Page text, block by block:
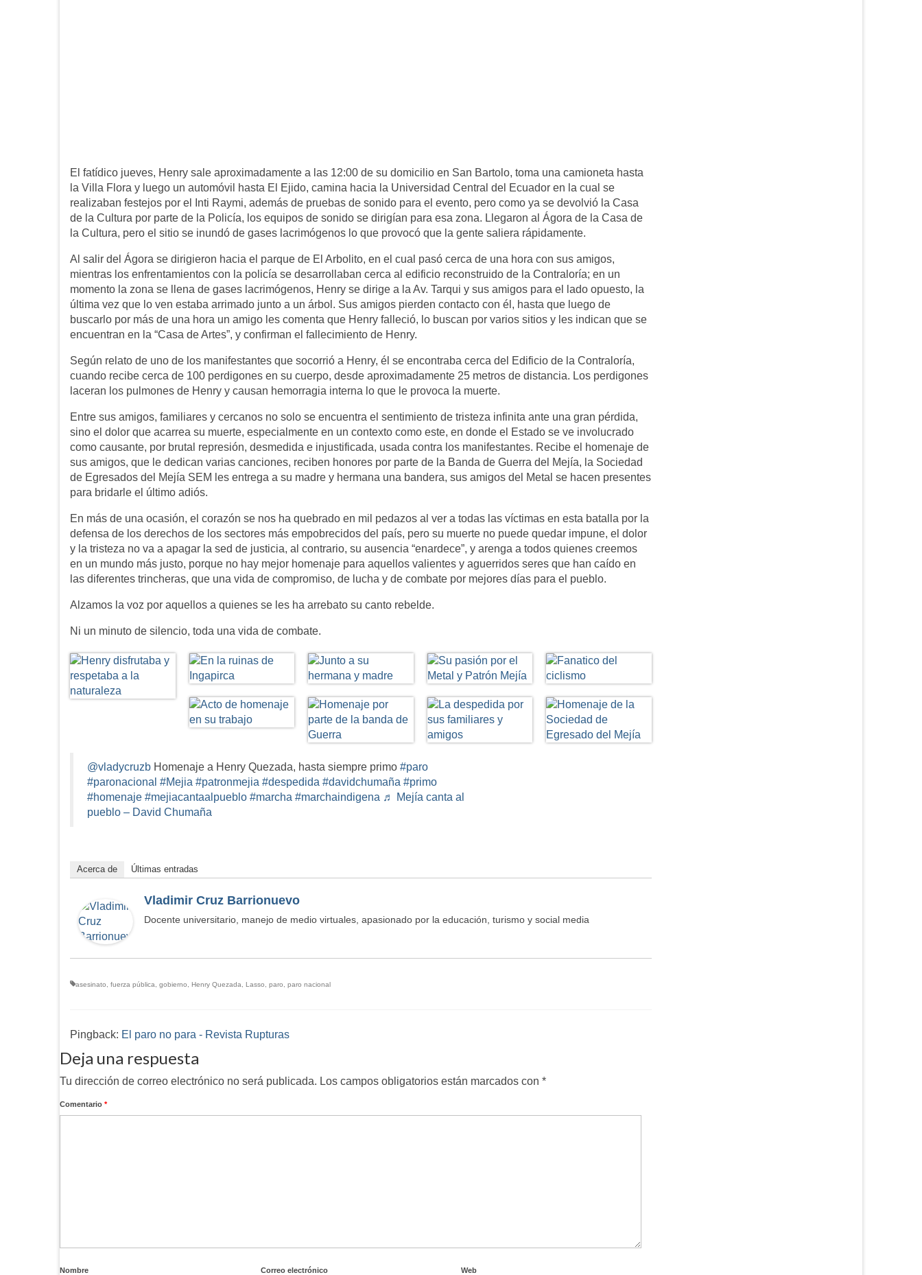
El fatídico jueves, Henry sale aproximadamente a las 12:00 de su domicilio en San Bartolo, toma una camioneta hasta
la Villa Flora y luego un automóvil hasta El Ejido, camina hacia la Universidad Central del Ecuador en la cual se
realizaban festejos por el Inti Raymi, además de pruebas de sonido para el evento, pero como ya se devolvió la Casa
de la Cultura por parte de la Policía, los equipos de sonido se dirigían para esa zona. Llegaron al Ágora de la Casa de
la Cultura, pero el sitio se inundó de gases lacrimógenos lo que provocó que la gente saliera rápidamente.
Al salir del Ágora se dirigieron hacia el parque de El Arbolito, en el cual pasó cerca de una hora con sus amigos,
mientras los enfrentamientos con la policía se desarrollaban cerca al edificio reconstruido de la Contraloría; en un
momento la zona se llena de gases lacrimógenos, Henry se dirige a la Av. Tarqui y sus amigos para el lado opuesto, la
última vez que lo ven estaba arrimado junto a un árbol. Sus amigos pierden contacto con él, hasta que luego de
buscarlo por más de una hora un amigo les comenta que Henry falleció, lo buscan por varios sitios y les indican que se
encuentran en la “Casa de Artes”, y confirman el fallecimiento de Henry.
Según relato de uno de los manifestantes que socorrió a Henry, él se encontraba cerca del Edificio de la Contraloría,
cuando recibe cerca de 100 perdigones en su cuerpo, desde aproximadamente 25 metros de distancia. Los perdigones
laceran los pulmones de Henry y causan hemorragia interna lo que le provoca la muerte.
Entre sus amigos, familiares y cercanos no solo se encuentra el sentimiento de tristeza infinita ante una gran pérdida,
sino el dolor que acarrea su muerte, especialmente en un contexto como este, en donde el Estado se ve involucrado
como causante, por brutal represión, desmedida e injustificada, usada contra los manifestantes. Recibe el homenaje de
sus amigos, que le dedican varias canciones, reciben honores por parte de la Banda de Guerra del Mejía, la Sociedad
de Egresados del Mejía SEM les entrega a su madre y hermana una bandera, sus amigos del Metal se hacen presentes
para bridarle el último adiós.
En más de una ocasión, el corazón se nos ha quebrado en mil pedazos al ver a todas las víctimas en esta batalla por la
defensa de los derechos de los sectores más empobrecidos del país, pero su muerte no puede quedar impune, el dolor
y la tristeza no va a apagar la sed de justicia, al contrario, su ausencia “enardece”, y arenga a todos quienes creemos
en un mundo más justo, porque no hay mejor homenaje para aquellos valientes y aguerridos seres que han caído en
las diferentes trincheras, que una vida de compromiso, de lucha y de combate por mejores días para el pueblo.
Alzamos la voz por aquellos a quienes se les ha arrebato su canto rebelde.
Ni un minuto de silencio, toda una vida de combate.
@vladycruzb Homenaje a Henry Quezada, hasta siempre primo #paro
#paronacional #Mejia #patronmejia #despedida #davidchumaña #primo
#homenaje #mejiacantaalpueblo #marcha #marchaindigena ♬ Mejía canta al
pueblo – David Chumaña
Acerca de Últimas entradas
Vladimir Cruz Barrionuevo
Docente universitario, manejo de medio virtuales, apasionado por la educación, turismo y social media
asesinato fuerza pública gobierno Henry Quezada Lasso paro paro nacional
Pingback: El paro no para - Revista Rupturas
Deja una respuesta
Tu dirección de correo electrónico no será publicada. Los campos obligatorios están marcados con *
Comentario *
Nombre Correo electrónico Web